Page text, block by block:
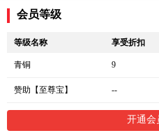
会员等级
等级名称 享受折扣
青铜 9
赞助【至尊宝】 --
开通会